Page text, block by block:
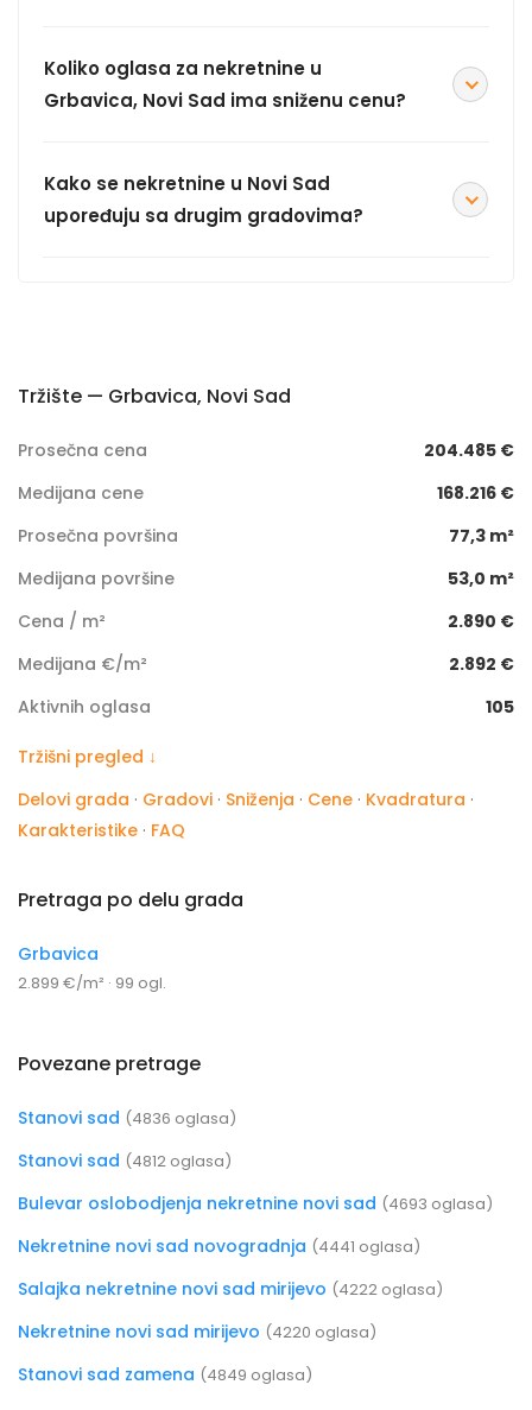
Koliko oglasa za nekretnine u
Grbavica, Novi Sad ima sniženu cenu?
Kako se nekretnine u Novi Sad
upoređuju sa drugim gradovima?
Tržište — Grbavica, Novi Sad
Prosečna cena
204.485 €
Medijana cene
168.216 €
Prosečna površina
77,3 m²
Medijana površine
53,0 m²
Cena / m²
2.890 €
Medijana €/m²
2.892 €
Aktivnih oglasa
105
Tržišni pregled ↓
Delovi grada · Gradovi · Sniženja · Cene · Kvadratura ·
Karakteristike · FAQ
Pretraga po delu grada
Grbavica
2.899 €/m² · 99 ogl.
Povezane pretrage
Stanovi sad (4836 oglasa)
Stanovi sad (4812 oglasa)
Bulevar oslobodjenja nekretnine novi sad (4693 oglasa)
Nekretnine novi sad novogradnja (4441 oglasa)
Salajka nekretnine novi sad mirijevo (4222 oglasa)
Nekretnine novi sad mirijevo (4220 oglasa)
Stanovi sad zamena (4849 oglasa)